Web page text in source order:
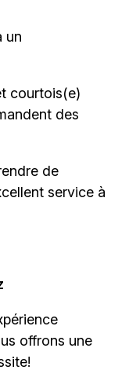
un
courtois(e)
des
de
service à
offrons une